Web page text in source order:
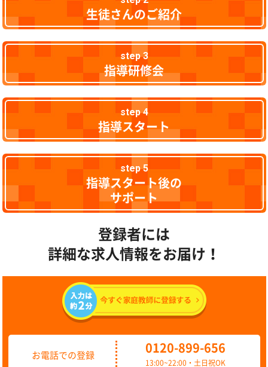
生徒さんのご紹介
step 3
指導研修会
step 4
指導スタート
step 5
指導スタート後の
サポート
登録者には
詳細な求人情報をお届け！
お電話での登録
0120-899-656
13:00~22:00・土日祝OK